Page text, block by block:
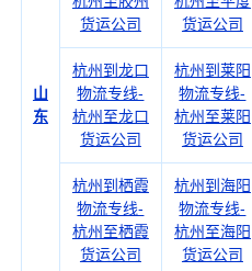
山
东
货运公司
货运公司
杭州到龙口
物流专线-
杭州至龙口
货运公司
杭州到莱阳
物流专线-
杭州至莱阳
货运公司
杭州到栖霞
物流专线-
杭州至栖霞
货运公司
杭州到海阳
物流专线-
杭州至海阳
货运公司